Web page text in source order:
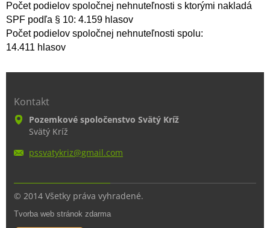
Počet podielov spoločnej nehnuteľnosti s ktorými nakladá
SPF podľa § 10: 4.159 hlasov
Počet podielov spoločnej nehnuteľnosti spolu:
14.411 hlasov
Kontakt
Pozemkové spoločenstvo Svätý Kríž
Svätý Kríž
pssvatykriz@gmail.com
© 2014 Všetky práva vyhradené.
Tvorba web stránok zdarma